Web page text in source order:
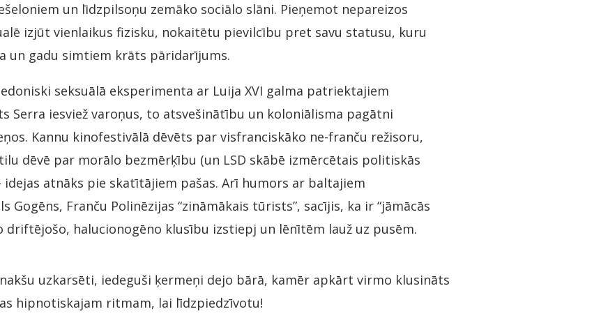
un līdzpilsoņu zemāko sociālo slāni. Pieņemot nepareizos
izjūt vienlaikus fizisku, nokaitētu pievilcību pret savu statusu, kuru
un gadu simtiem krāts pāridarījums.
seksuālā eksperimenta ar Luija XVI galma patriektajiem
Serra iesviež varoņus, to atsvešinātību un koloniālisma pagātni
Kannu kinofestivālā dēvēts par visfranciskāko ne-franču režisoru,
dēvē par morālo bezmērķību (un LSD skābē izmērcētais politiskās
atnāks pie skatītājiem pašas. Arī humors ar baltajiem
Gogēns, Franču Polinēzijas “zināmākais tūrists”, sacījis, ka ir “jāmācās
driftējošo, halucionogēno klusību izstiepj un lēnītēm lauž uz pusēm.
uzkarsēti, iedeguši ķermeņi dejo bārā, kamēr apkārt virmo klusināts
hipnotiskajam ritmam, lai līdzpiedzīvotu!